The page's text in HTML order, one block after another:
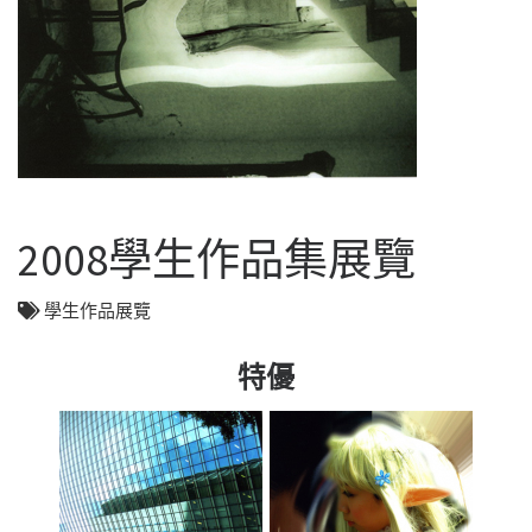
2008學生作品集展覽
學生作品展覽
特優